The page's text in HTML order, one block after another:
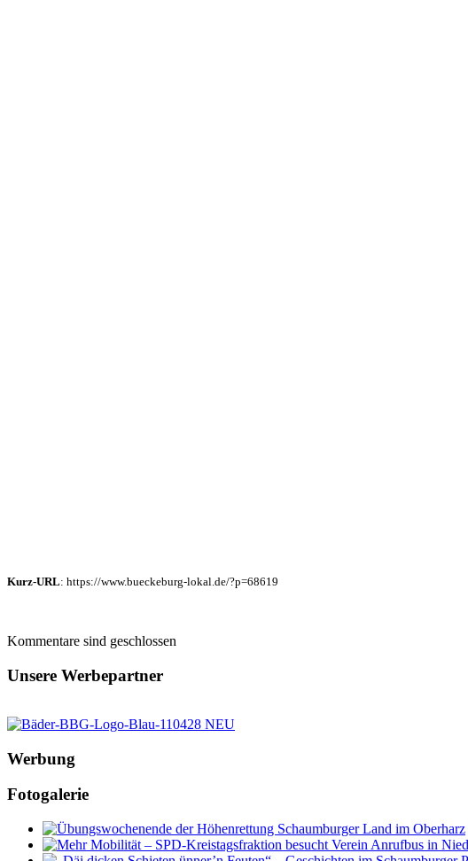
Kurz-URL: https://www.bueckeburg-lokal.de/?p=68619
Kommentare sind geschlossen
Unsere Werbepartner
Werbung
Fotogalerie